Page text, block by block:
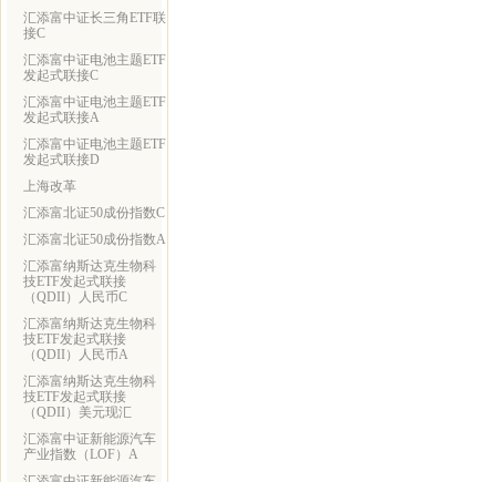
汇添富中证长三角ETF联
接C
汇添富中证电池主题ETF
发起式联接C
汇添富中证电池主题ETF
发起式联接A
汇添富中证电池主题ETF
发起式联接D
上海改革
汇添富北证50成份指数C
汇添富北证50成份指数A
汇添富纳斯达克生物科
技ETF发起式联接
（QDII）人民币C
汇添富纳斯达克生物科
技ETF发起式联接
（QDII）人民币A
汇添富纳斯达克生物科
技ETF发起式联接
（QDII）美元现汇
汇添富中证新能源汽车
产业指数（LOF）A